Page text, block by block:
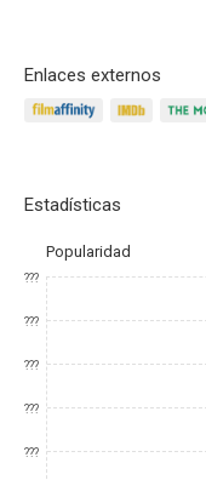
Enlaces externos
Estadísticas
Popularidad
???
???
???
???
???